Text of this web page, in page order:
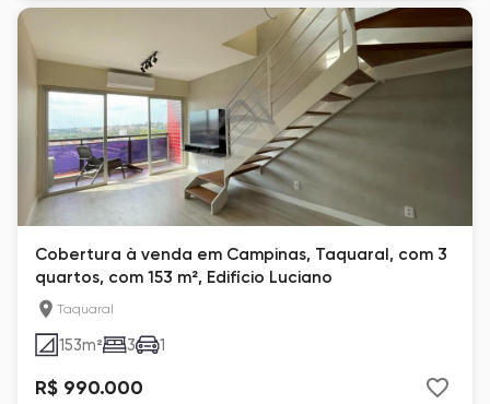
Cobertura à venda em Campinas, Taquaral, com 3
quartos, com 153 m², Edifício Luciano
Taquaral
153m² 3 1
R$ 990.000